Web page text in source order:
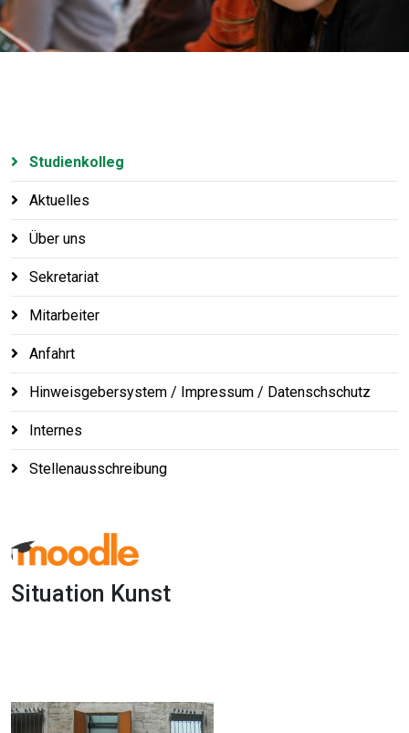
Studienkolleg
Aktuelles
Über uns
Sekretariat
Mitarbeiter
Anfahrt
Hinweisgebersystem / Impressum / Datenschschutz
Internes
Stellenausschreibung
Situation Kunst